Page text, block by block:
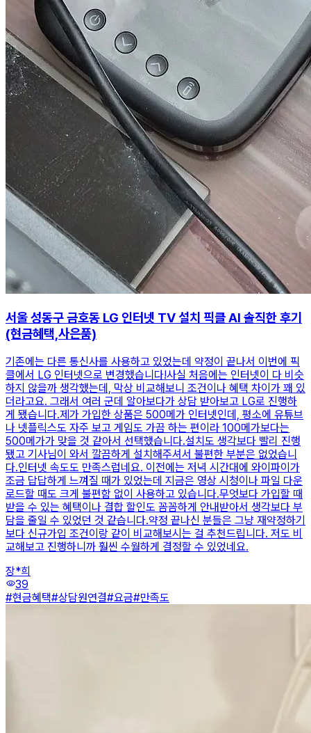
서울 성동구 금호동 LG 인터넷 TV 설치 픽클 AI 솔직한 후기
(현금혜택,사은품)
기존에는 다른 통신사를 사용하고 있었는데 약정이 끝나서 이번에 픽
클에서 LG 인터넷으로 변경했습니다!사실 처음에는 인터넷이 다 비슷
하지 않을까 생각했는데, 막상 비교해보니 조건이나 혜택 차이가 꽤 있
더라고요. 그래서 여러 군데 알아보다가 상담 받아보고 LG로 진행하
게 됐습니다.제가 가입한 상품은 500메가 인터넷인데, 평소에 유튜브
나 넷플릭스도 자주 보고 게임도 가끔 하는 편이라 100메가보다는
500메가가 맞을 것 같아서 선택했습니다.설치도 생각보다 빨리 진행
됐고 기사님이 와서 깔끔하게 설치해주셔서 불편한 부분은 없었습니
다.인터넷 속도도 만족스럽네요. 이전에는 저녁 시간대에 와이파이가
조금 답답하게 느껴질 때가 있었는데 지금은 영상 시청이나 파일 다운
로드할 때도 크게 불편함 없이 사용하고 있습니다.무엇보다 가입할 때
받을 수 있는 혜택이나 결합 할인도 꼼꼼하게 안내받아서 생각보다 부
담을 줄일 수 있었던 것 같습니다.약정 끝나신 분들은 그냥 재약정하기
보다 신규가입 조건이랑 같이 비교해보시는 걸 추천드립니다. 저도 비
교해보고 진행하니까 훨씬 수월하게 결정할 수 있었네요.
장*희
visibility39
#현금혜택#상담원연결#요금#만족도